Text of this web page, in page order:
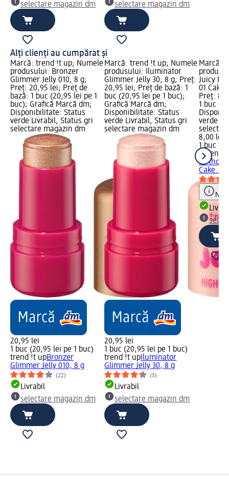
selectare magazin dm
selectare magazin dm
Alți clienți au cumpărat și
Marcă: trend !t up; Numele
produsului: Bronzer
Glimmer Jelly 010, 8 g;
Preț: 20,95 lei; Preț de
bază: 1 buc (20,95 lei pe 1
buc); Grafică Marcă dm;
Disponibilitate: Status
verde Livrabil, Status gri
selectare magazin dm
20,95 lei
1 buc (20,95 lei pe 1 buc)
trend !t upBronzer
Glimmer Jelly 010, 8 g
(22)
Livrabil
selectare magazin dm
Marcă: trend !t up; Numele
produsului: Iluminator
Glimmer Jelly 30, 8 g; Preț:
20,95 lei; Preț de bază: 1
buc (20,95 lei pe 1 buc);
Grafică Marcă dm;
Disponibilitate: Status
verde Livrabil, Status gri
selectare magazin dm
20,95 lei
1 buc (20,95 lei pe 1 buc)
trend !t upIluminator
Glimmer Jelly 30, 8 g
(3)
Livrabil
selectare magazin dm
Marcă:
Juicy
01 Cake
Preț:
1 buc
verde
8,00 lei
1 buc
essence
Birthday
Cake...,
Notă